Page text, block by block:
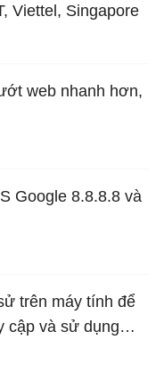
Viettel, Singapore
web nhanh hơn,
Google 8.8.8.8 và
trên máy tính để
cập và sử dụng